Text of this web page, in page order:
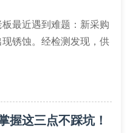
最近遇到难题：新采购
锈蚀。经检测发现，供
钢丝、304不锈钢等不
握这三点不踩坑！